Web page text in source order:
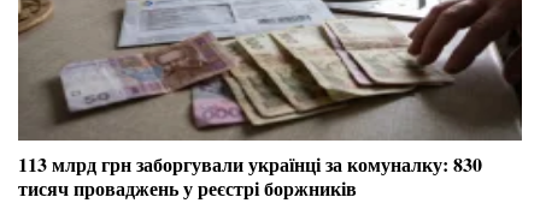
113 млрд грн заборгували українці за комуналку: 830
тисяч проваджень у реєстрі боржників